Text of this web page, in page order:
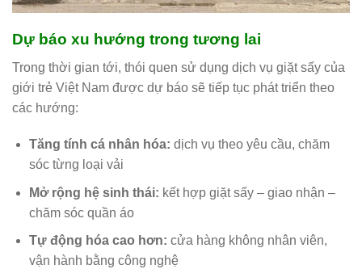
Dự báo xu hướng trong tương lai
Trong thời gian tới, thói quen sử dụng dịch vụ giặt sấy của
giới trẻ Việt Nam được dự báo sẽ tiếp tục phát triển theo
các hướng:
Tăng tính cá nhân hóa: dịch vụ theo yêu cầu, chăm
sóc từng loại vải
Mở rộng hệ sinh thái: kết hợp giặt sấy – giao nhận –
chăm sóc quần áo
Tự động hóa cao hơn: cửa hàng không nhân viên,
vận hành bằng công nghệ